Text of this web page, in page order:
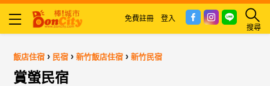
搜尋
免費註冊 登入
飯店住宿 › 民宿 ›新竹飯店住宿 ›新竹民宿
賞螢民宿